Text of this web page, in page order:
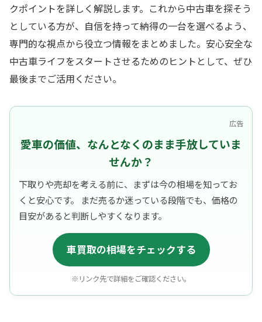
クポイントを詳しく解説します。これから中古車を探そう
としている方が、自信を持って納得の一台を選べるよう、
専門的な視点から役立つ情報をまとめました。安心安全な
中古車ライフをスタートさせるためのヒントとして、ぜひ
最後までご活用ください。
広告
愛車の価値、なんとなくのまま手放していま
せんか？
下取りや売却を考える前に、まずは今の相場を知ってお
くと安心です。 まだ売るか迷っている段階でも、価格の
目安があると判断しやすくなります。
車買取の相場をチェックする
※リンク先で詳細をご確認ください。